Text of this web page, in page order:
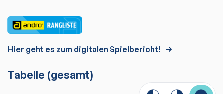
Hier geht es zum digitalen Spielbericht!
Tabelle (gesamt)